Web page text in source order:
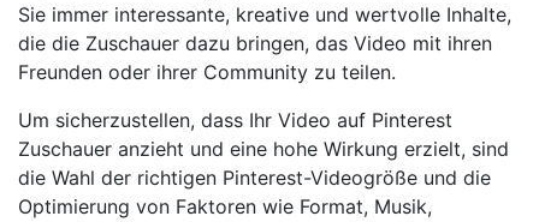
Sie immer interessante, kreative und wertvolle Inhalte,
die die Zuschauer dazu bringen, das Video mit ihren
Freunden oder ihrer Community zu teilen.
Um sicherzustellen, dass Ihr Video auf Pinterest
Zuschauer anzieht und eine hohe Wirkung erzielt, sind
die Wahl der richtigen Pinterest-Videogröße und die
Optimierung von Faktoren wie Format, Musik,